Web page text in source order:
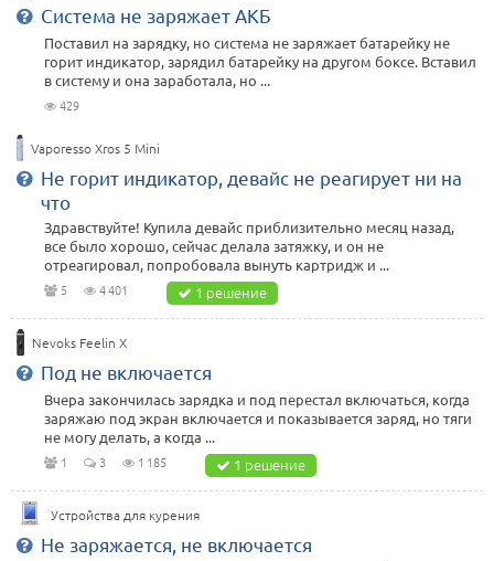
Система не заряжает АКБ
Поставил на зарядку, но система не заряжает батарейку не
горит индикатор, зарядил батарейку на другом боксе. Вставил
в систему и она заработала, но ...
429
Vaporesso Xros 5 Mini
Не горит индикатор, девайс не реагирует ни на
что
Здравствуйте! Купила девайс приблизительно месяц назад,
все было хорошо, сейчас делала затяжку, и он не
отреагировал, попробовала вынуть картридж и ...
5 4 401 1 решение
Nevoks Feelin X
Под не включается
Вчера закончилась зарядка и под перестал включаться, когда
заряжаю под экран включается и показывается заряд, но тяги
не могу делать, а когда ...
1 3 1 185 1 решение
Устройства для курения
Не заряжается, не включается